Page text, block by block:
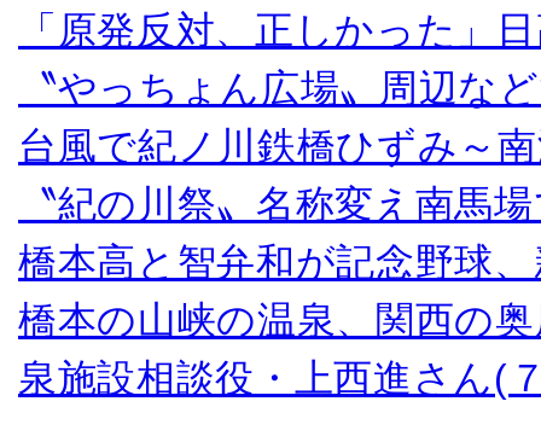
「原発反対、正しかった」
〝やっちょん広場〟周辺な
台風で紀ノ川鉄橋ひずみ～
〝紀の川祭〟名称変え南馬
橋本高と智弁和が記念野球
橋本の山峡の温泉、関西の
泉施設相談役・上西進さん(